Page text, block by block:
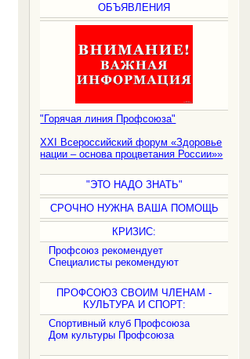
ОБЪЯВЛЕНИЯ
"Горячая линия Профсоюза"
XXI Всероссийский форум «Здоровье
нации – основа процветания России»»
"ЭТО НАДО ЗНАТЬ"
СРОЧНО НУЖНА ВАША ПОМОЩЬ
КРИЗИС:
Профсоюз рекомендует
Специалисты рекомендуют
ПРОФСОЮЗ СВОИМ ЧЛЕНАМ -
КУЛЬТУРА И СПОРТ:
Спортивный клуб Профсоюза
Дом культуры Профсоюза